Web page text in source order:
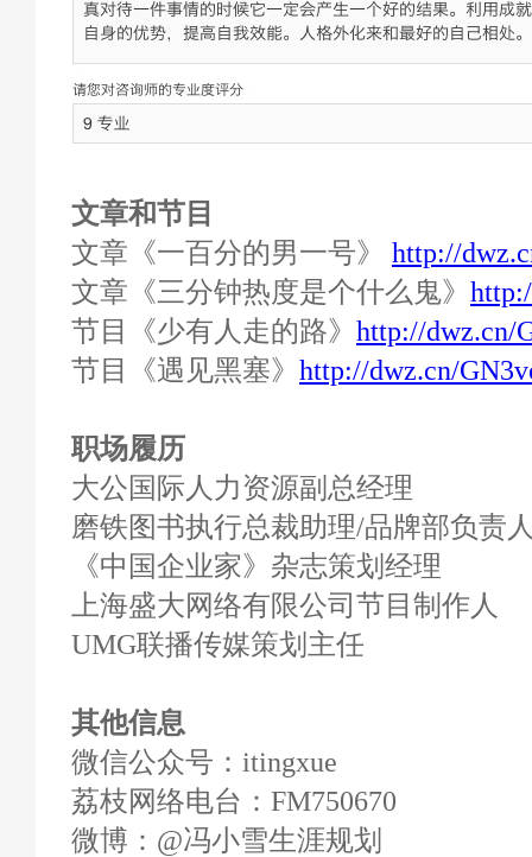
文章和节目
文章《一百分的男一号》 http://
文章《三分钟热度是个什么鬼》
节目《少有人走的路》 http://dwz.cn/
节目《遇见黑塞》 http://dwz.cn/
职场履历
大公国际人力资源副总经理
磨铁图书执行总裁助理/品牌部负责
《中国企业家》杂志策划经理
上海盛大网络有限公司节目制作人
UMG联播传媒策划主任
其他信息
微信公众号：itingxue
荔枝网络电台：FM750670
微博：@冯小雪生涯规划